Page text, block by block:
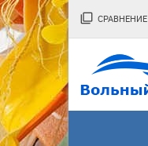
filter_none СРАВНЕНИЕ